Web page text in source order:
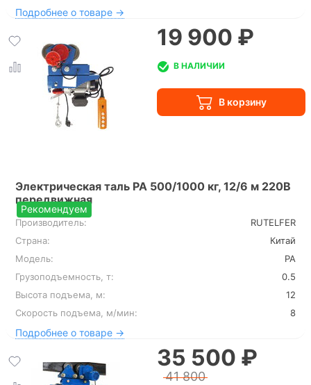
Подробнее о товаре →
Электрическая таль PA 500/1000 кг, 12/6 м 220В
передвижная
Производитель:
RUTELFER
Страна:
Китай
Модель:
РА
Грузоподъемность, т:
0.5
Высота подъема, м:
12
Скорость подъема, м/мин:
8
Подробнее о товаре →
19 900 ₽
Рекомендуем
В НАЛИЧИИ
35 500 ₽
41 800